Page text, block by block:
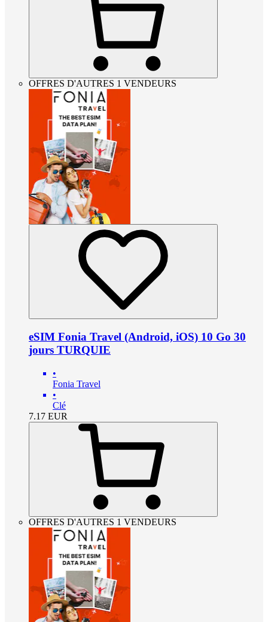
OFFRES D'AUTRES 1 VENDEURS
eSIM Fonia Travel (Android, iOS) 10 Go 30
jours TURQUIE
•
Fonia Travel
•
Clé
7.17 EUR
OFFRES D'AUTRES 1 VENDEURS